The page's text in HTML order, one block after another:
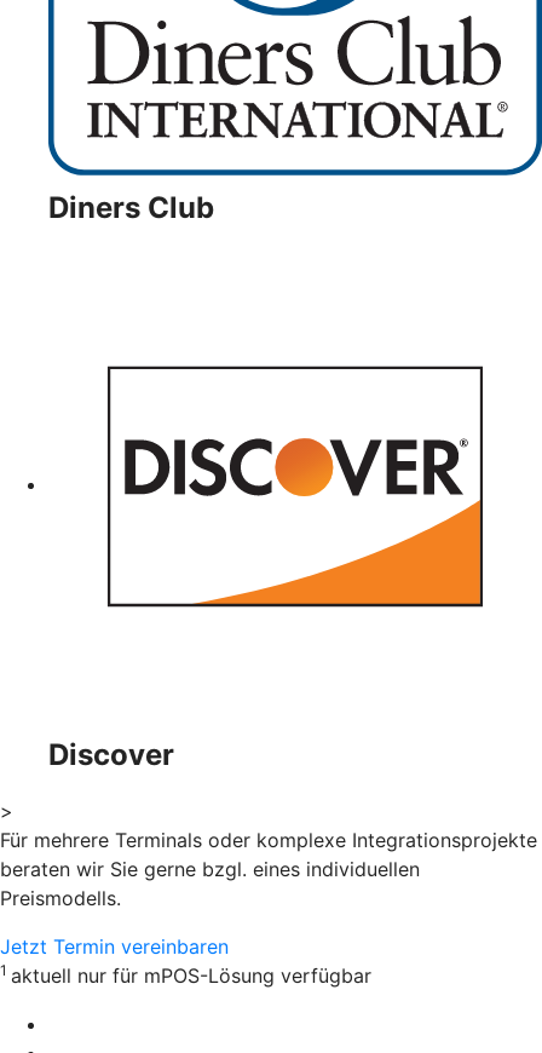
Diners Club
Discover
>
Für mehrere Terminals oder komplexe Integrationsprojekte
beraten wir Sie gerne bzgl. eines individuellen
Preismodells.
Jetzt Termin vereinbaren
1 aktuell nur für mPOS-Lösung verfügbar